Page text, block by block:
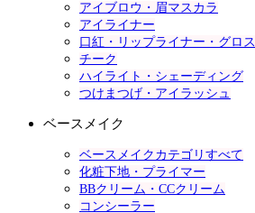
アイブロウ・眉マスカラ
アイライナー
口紅・リップライナー・グロス
チーク
ハイライト・シェーディング
つけまつげ・アイラッシュ
ベースメイク
ベースメイクカテゴリすべて
化粧下地・プライマー
BBクリーム・CCクリーム
コンシーラー